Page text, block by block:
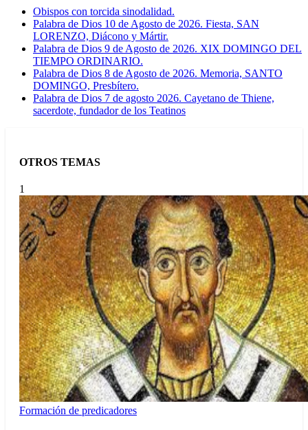
Obispos con torcida sinodalidad.
Palabra de Dios 10 de Agosto de 2026. Fiesta, SAN
LORENZO, Diácono y Mártir.
Palabra de Dios 9 de Agosto de 2026. XIX DOMINGO DEL
TIEMPO ORDINARIO.
Palabra de Dios 8 de Agosto de 2026. Memoria, SANTO
DOMINGO, Presbítero.
Palabra de Dios 7 de agosto 2026. Cayetano de Thiene,
sacerdote, fundador de los Teatinos
OTROS TEMAS
1
Formación de predicadores